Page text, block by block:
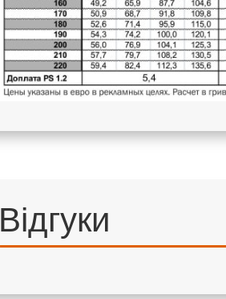
Відгуки